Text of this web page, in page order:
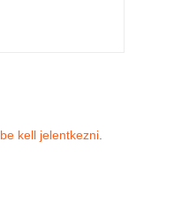
be kell jelentkezni.